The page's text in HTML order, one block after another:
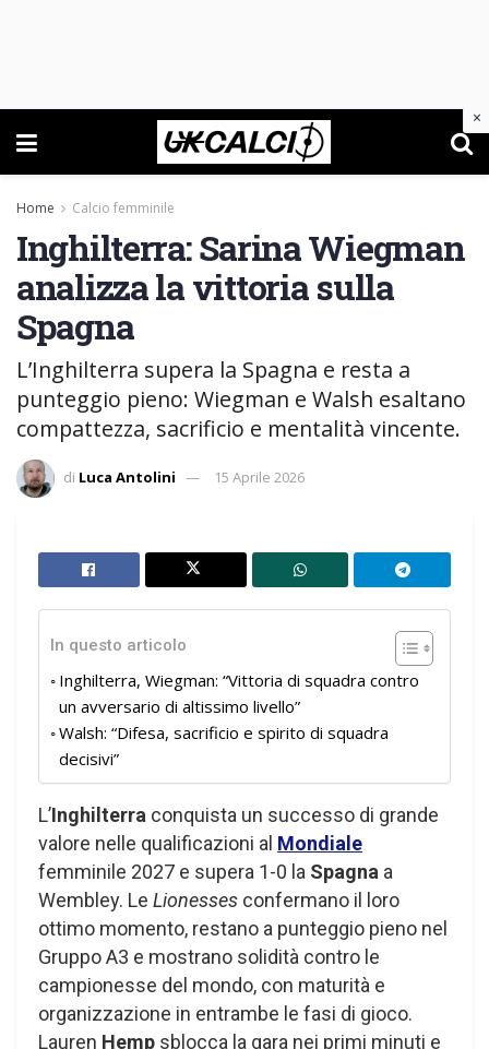
Home Calcio femminile
Inghilterra: Sarina Wiegman
analizza la vittoria sulla
Spagna
L’Inghilterra supera la Spagna e resta a
punteggio pieno: Wiegman e Walsh esaltano
compattezza, sacrificio e mentalità vincente.
di Luca Antolini 15 Aprile 2026
In questo articolo
Inghilterra, Wiegman: “Vittoria di squadra contro
un avversario di altissimo livello”
Walsh: “Difesa, sacrificio e spirito di squadra
decisivi”
L’Inghilterra conquista un successo di grande
valore nelle qualificazioni al Mondiale
femminile 2027 e supera 1-0 la Spagna a
Wembley. Le Lionesses confermano il loro
ottimo momento, restano a punteggio pieno nel
Gruppo A3 e mostrano solidità contro le
campionesse del mondo, con maturità e
organizzazione in entrambe le fasi di gioco.
Lauren Hemp sblocca la gara nei primi minuti e
×